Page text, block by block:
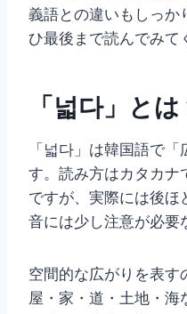
義語との違いもしっか
ひ最後まで読んでみて
「넓다」とは
「넓다」は韓国語で
す。読み方はカタカナ
ですが、実際には後ほ
音には少し注意が必要
空間的な広がりを表す
屋・家・道・土地・海